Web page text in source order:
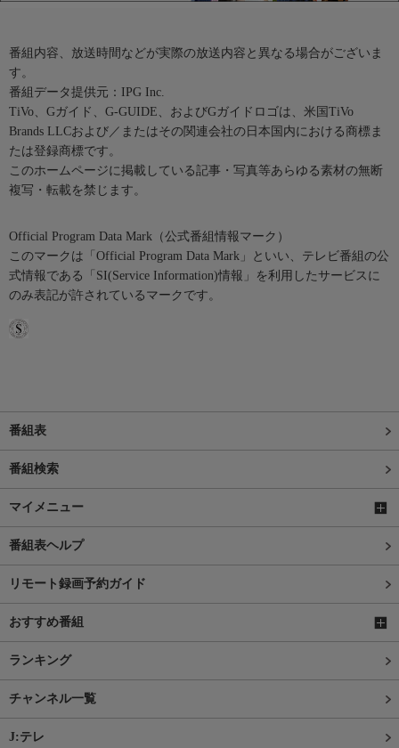
番組内容、放送時間などが実際の放送内容と異なる場合がございま
す。
番組データ提供元：IPG Inc.
TiVo、Gガイド、G-GUIDE、およびGガイドロゴは、米国TiVo
Brands LLCおよび／またはその関連会社の日本国内における商標ま
たは登録商標です。
このホームページに掲載している記事・写真等あらゆる素材の無断
複写・転載を禁じます。
Official Program Data Mark（公式番組情報マーク）
このマークは「Official Program Data Mark」といい、テレビ番組の公
式情報である「SI(Service Information)情報」を利用したサービスに
のみ表記が許されているマークです。
番組表
番組検索
マイメニュー
番組表ヘルプ
リモート録画予約ガイド
おすすめ番組
ランキング
チャンネル一覧
J:テレ